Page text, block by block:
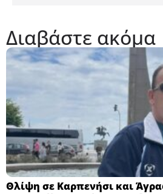
Διαβάστε ακόμα
Θλίψη σε Καρπενήσι και